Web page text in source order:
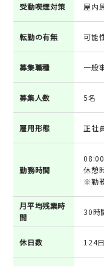
受動喫煙対策 屋内
転勤の有無 可能
募集職種 一般
募集人数 5名
雇用形態 正社
勤務時間
休憩
※勤
月平均残業時
間
30時
休日数 124日